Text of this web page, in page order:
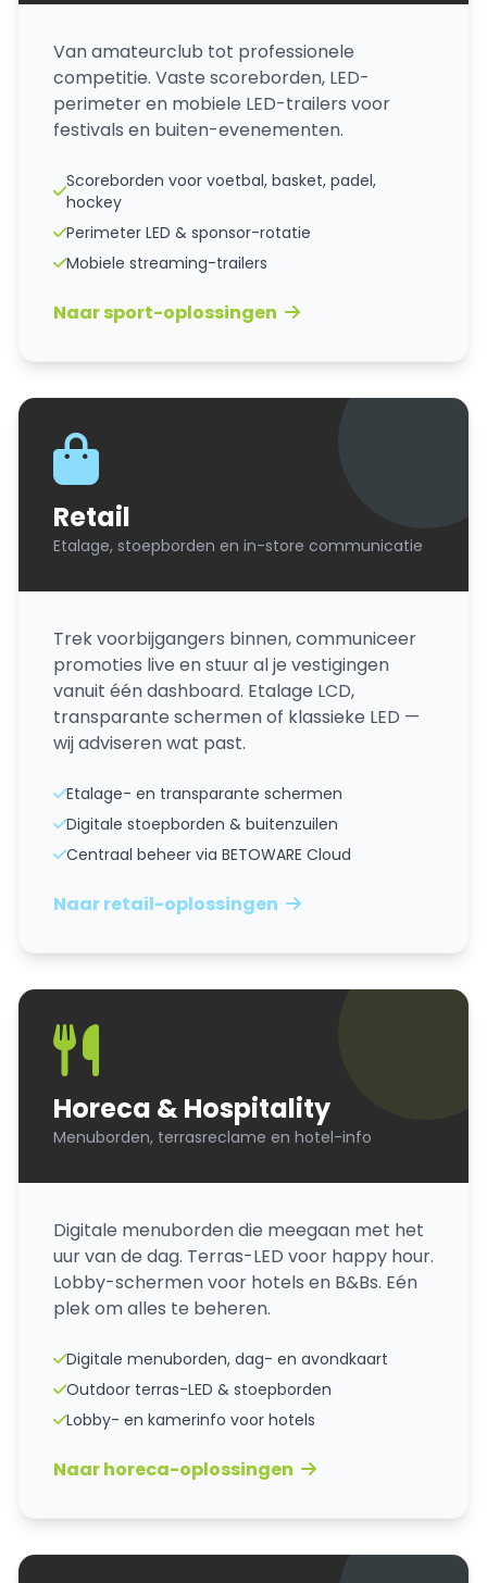
Van amateurclub tot professionele
competitie. Vaste scoreborden, LED-
perimeter en mobiele LED-trailers voor
festivals en buiten-evenementen.
Scoreborden voor voetbal, basket, padel,
hockey
Perimeter LED & sponsor-rotatie
Mobiele streaming-trailers
Naar sport-oplossingen
Retail
Etalage, stoepborden en in-store communicatie
Trek voorbijgangers binnen, communiceer
promoties live en stuur al je vestigingen
vanuit één dashboard. Etalage LCD,
transparante schermen of klassieke LED —
wij adviseren wat past.
Etalage- en transparante schermen
Digitale stoepborden & buitenzuilen
Centraal beheer via BETOWARE Cloud
Naar retail-oplossingen
Horeca & Hospitality
Menuborden, terrasreclame en hotel-info
Digitale menuborden die meegaan met het
uur van de dag. Terras-LED voor happy hour.
Lobby-schermen voor hotels en B&Bs. Eén
plek om alles te beheren.
Digitale menuborden, dag- en avondkaart
Outdoor terras-LED & stoepborden
Lobby- en kamerinfo voor hotels
Naar horeca-oplossingen